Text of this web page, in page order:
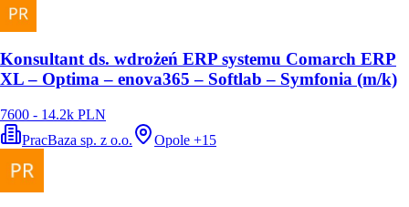
Konsultant ds. wdrożeń ERP systemu Comarch ERP
XL – Optima – enova365 – Softlab – Symfonia (m/k)
7600 - 14.2k PLN
PracBaza sp. z o.o.
Opole +15